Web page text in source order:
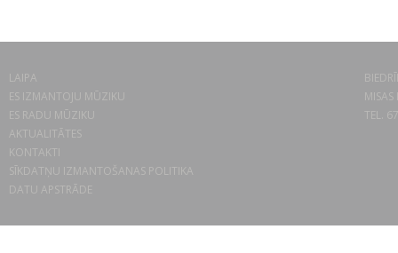
LAIPA
ES IZMANTOJU MŪZIKU
ES RADU MŪZIKU
AKTUALITĀTES
KONTAKTI
SĪKDATŅU IZMANTOŠANAS POLITIKA
DATU APSTRĀDE
TEL.